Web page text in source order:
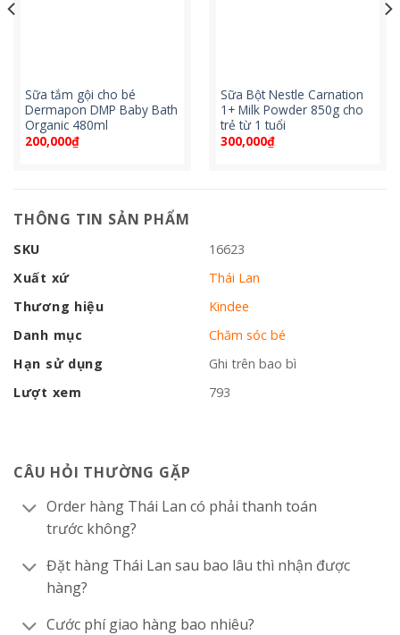
Sữa tắm gội cho bé
Dermapon DMP Baby Bath
Organic 480ml
200,000₫
Sữa Bột Nestle Carnation
1+ Milk Powder 850g cho
trẻ từ 1 tuổi
300,000₫
THÔNG TIN SẢN PHẨM
SKU
16623
Xuất xứ
Thái Lan
Thương hiệu
Kindee
Danh mục
Chăm sóc bé
Hạn sử dụng
Ghi trên bao bì
Lượt xem
793
CÂU HỎI THƯỜNG GẶP
Order hàng Thái Lan có phải thanh toán
trước không?
Đặt hàng Thái Lan sau bao lâu thì nhận được
hàng?
Cước phí giao hàng bao nhiêu?